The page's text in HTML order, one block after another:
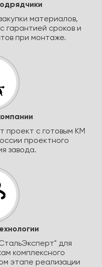
материалов,
гарантией сроков и
при монтаже.
проект с готовым КМ
проектного
завода.
для
комплексного
этапе реализации